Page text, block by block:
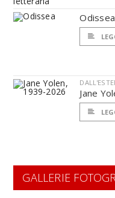
Odissea
Jane
GALLERIE